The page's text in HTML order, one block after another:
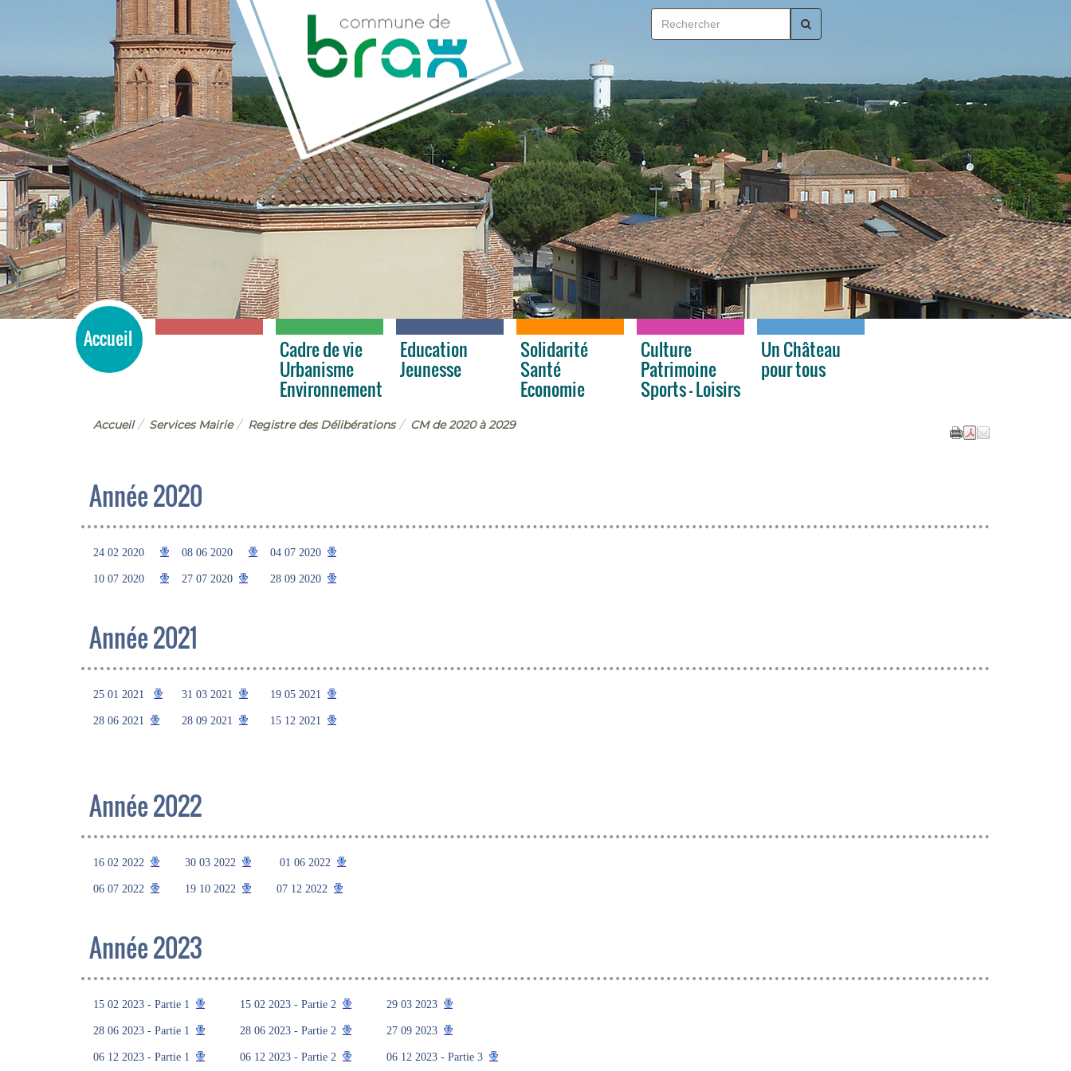
BRAX
Accueil Cadre de vie
Urbanisme
Environnement
Education
Jeunesse
Solidarité
Santé
Economie
Culture
Patrimoine
Sports - Loisirs
Un Château
pour tous
Accueil Services Mairie Registre des Délibérations CM de 2020 à 2029
Année 2020
24 02 2020 08 06 2020 04 07 2020
10 07 2020 27 07 2020 28 09 2020
Année 2021
25 01 2021 31 03 2021 19 05 2021
28 06 2021 28 09 2021 15 12 2021
Année 2022
16 02 2022 30 03 2022 01 06 2022
06 07 2022 19 10 2022 07 12 2022
Année 2023
15 02 2023 - Partie 1 15 02 2023 - Partie 2 29 03 2023
28 06 2023 - Partie 1 28 06 2023 - Partie 2 27 09 2023
06 12 2023 - Partie 1 06 12 2023 - Partie 2 06 12 2023 - Partie 3